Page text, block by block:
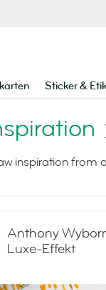
Sticker &
inspiration from
Anthony
Luxe-Effekt